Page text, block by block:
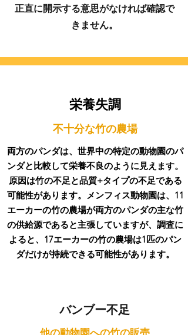
栄養失調
不十分な竹の農場
両方のパンダは、世界中の特定の動物園のパ
ンダと比較して栄養不良のように見えます。
原因は竹の不足と品質+タイプの不足である
可能性があります。メンフィス動物園は、11
エーカーの竹の農場が両方のパンダの主な竹
の供給源であると主張していますが、調査に
よると、17エーカーの竹の農場は1匹のパン
ダだけが持続できる可能性があります。
バンブー不足
他の動物園への竹の販売
正直に開示する意思がなければ確認で
きません。